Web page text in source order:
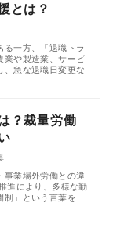
とは？
一方、「退職トラ
業や製造業、サービ
、急な退職日変更な
？裁量労働
事業場外労働との違
進により、多様な勤
制」という言葉を